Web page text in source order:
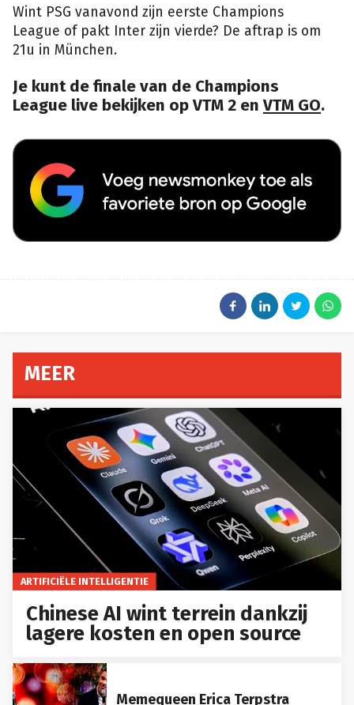
Wint PSG vanavond zijn eerste Champions
League of pakt Inter zijn vierde? De aftrap is om
21u in München.
Je kunt de finale van de Champions
League live bekijken op VTM 2 enVTM GO.
MEER
ARTIFICIËLE INTELLIGENTIE
Chinese AI wint terrein dankzij
lagere kosten en open source
Memequeen Erica Terpstra